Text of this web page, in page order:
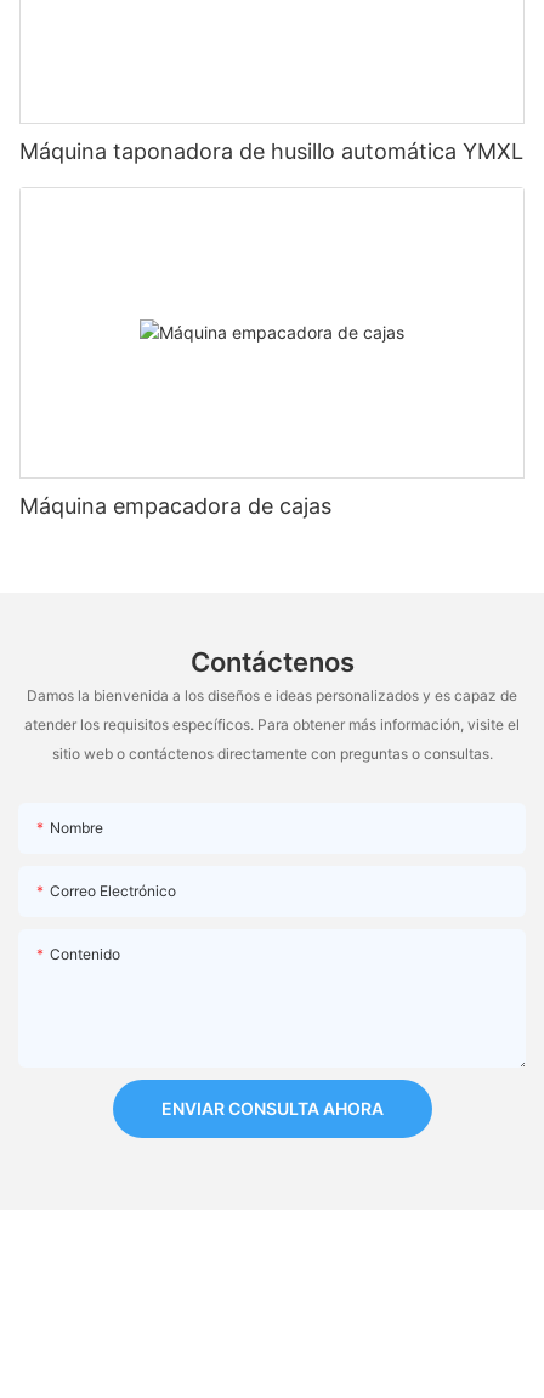
Máquina taponadora de husillo automática YMXL
Máquina empacadora de cajas
Contáctenos
Damos la bienvenida a los diseños e ideas personalizados y es capaz de
atender los requisitos específicos. Para obtener más información, visite el
sitio web o contáctenos directamente con preguntas o consultas.
Nombre
Correo Electrónico
Contenido
ENVIAR CONSULTA AHORA